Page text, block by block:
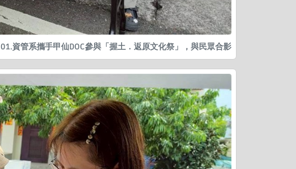
01.資管系攜手甲仙DOC參與「握土．返原文化祭」，與民眾合影